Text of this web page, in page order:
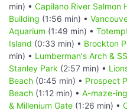
min) • Capilano River Salmon
Building (1:56 min) •
Aquarium (1:49 min) •
Island (0:33 min) • Brockton
min) • Lumberman's Arch &
Stanley Park (2:57 min) •
Beach (0:45 min) • Prospect
Beach (1:12 min) • A-maze-
& Millenium Gate (1:26 min) •